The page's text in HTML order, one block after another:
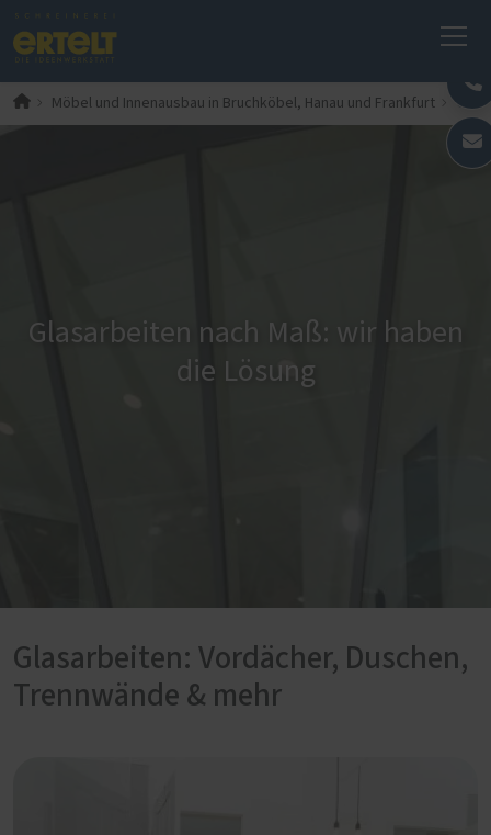
Möbel und Innenausbau in Bruchköbel, Hanau und Frankfurt
Glasarbeiten nach Maß: wir haben
die Lösung
Glasarbeiten: Vordächer, Duschen,
Trennwände & mehr